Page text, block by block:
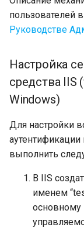
пользователей
Руководстве
Настройка
средства IIS
Windows)
Для настройки
выполнить
В IIS
именем
основному